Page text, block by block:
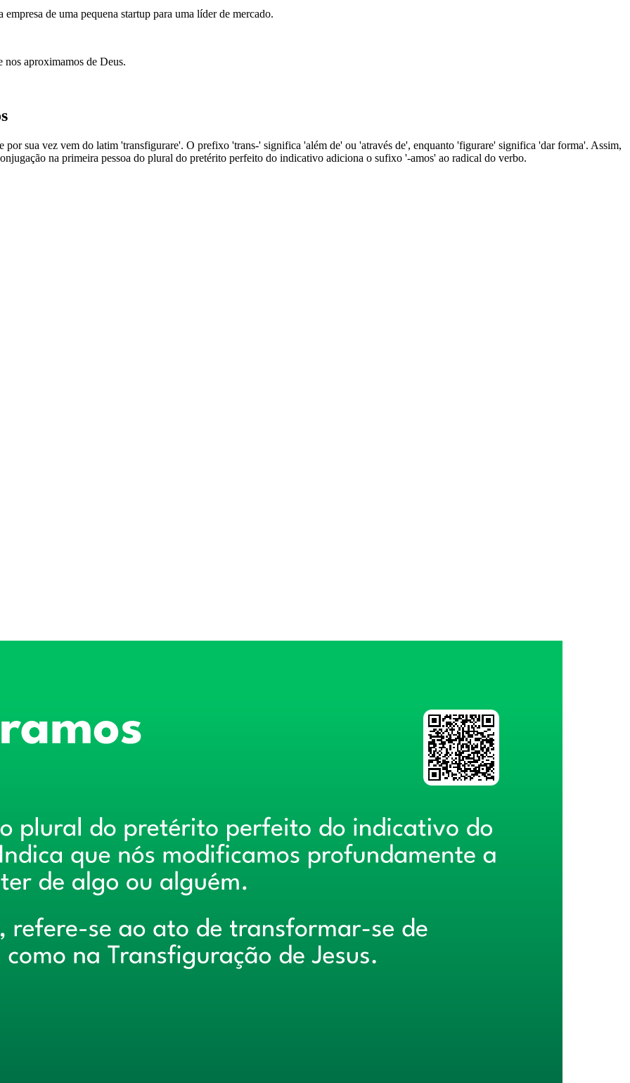
empresa de uma pequena startup para uma líder de mercado.
nos aproximamos de Deus.
sua vez vem do latim 'transfigurare'. O prefixo 'trans-' significa 'além de' ou 'através de', enquanto 'figurare' significa 'dar forma'. Assim,
na primeira pessoa do plural do pretérito perfeito do indicativo adiciona o sufixo '-amos' ao radical do verbo.